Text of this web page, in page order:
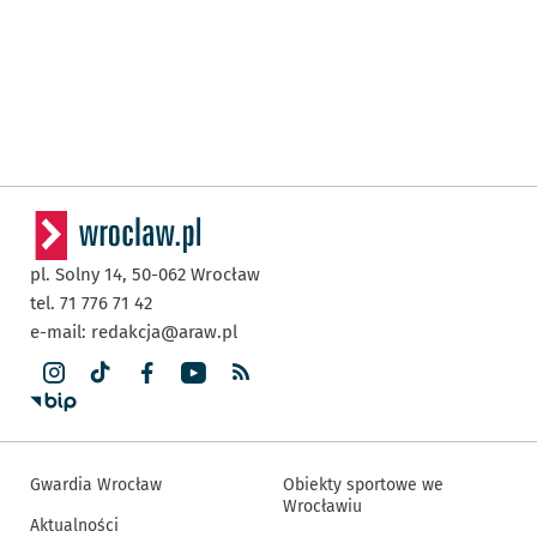
pl. Solny 14, 50-062 Wrocław
tel. 71 776 71 42
e-mail: redakcja@araw.pl
Gwardia Wrocław
Aktualności
Obiekty sportowe we
Wrocławiu